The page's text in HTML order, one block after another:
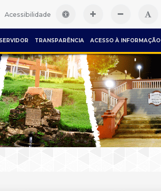
Acessibilidade
SERVIDOR TRANSPARÊNCIA ACESSO À INFORMAÇÃO